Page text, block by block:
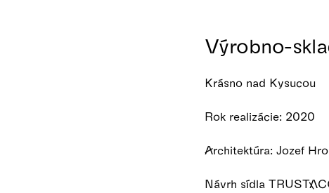
Výrobno-
Krásno nad Kysucou
Rok realizácie: 2020
Architektúra: Jozef
Návrh sídla